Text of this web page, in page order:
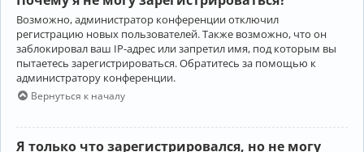
Возможно, администратор конференции отключил
регистрацию новых пользователей. Также возможно, что он
заблокировал ваш IP-адрес или запретил имя, под которым вы
пытаетесь зарегистрироваться. Обратитесь за помощью к
администратору конференции.
Вернуться к началу
Я только что зарегистрировался, но не могу